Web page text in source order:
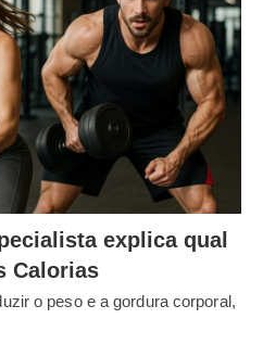
explica qual
Calorias
o peso e a gordura corporal,